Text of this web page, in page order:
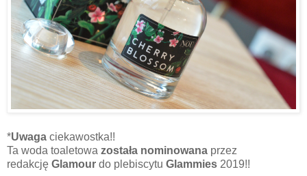
*Uwaga ciekawostka!!
Ta woda toaletowa została nominowana przez
redakcję Glamour do plebiscytu Glammies 2019!!